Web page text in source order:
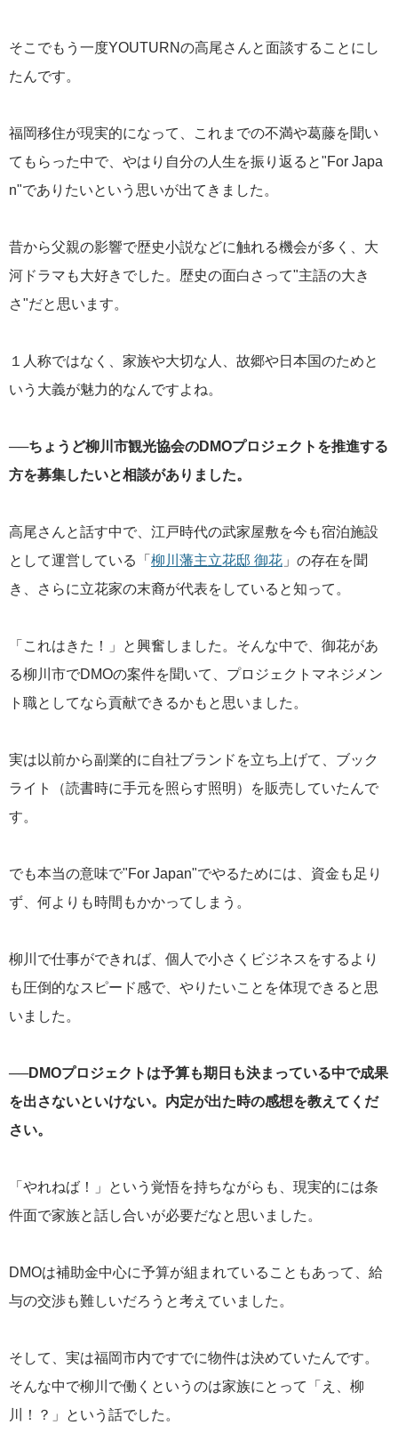
そこでもう一度YOUTURNの高尾さんと面談することにし
たんです。
福岡移住が現実的になって、これまでの不満や葛藤を聞い
てもらった中で、やはり自分の人生を振り返ると"For Japa
n"でありたいという思いが出てきました。
昔から父親の影響で歴史小説などに触れる機会が多く、大
河ドラマも大好きでした。歴史の面白さって"主語の大き
さ"だと思います。
１人称ではなく、家族や大切な人、故郷や日本国のためと
いう大義が魅力的なんですよね。
──ちょうど柳川市観光協会のDMOプロジェクトを推進する
方を募集したいと相談がありました。
高尾さんと話す中で、江戸時代の武家屋敷を今も宿泊施設
として運営している「 柳川藩主立花邸 御花 」の存在を聞
き、さらに立花家の末裔が代表をしていると知って。
「これはきた！」と興奮しました。そんな中で、御花があ
る柳川市でDMOの案件を聞いて、プロジェクトマネジメン
ト職としてなら貢献できるかもと思いました。
実は以前から副業的に自社ブランドを立ち上げて、ブック
ライト（読書時に手元を照らす照明）を販売していたんで
す。
でも本当の意味で"For Japan"でやるためには、資金も足り
ず、何よりも時間もかかってしまう。
柳川で仕事ができれば、個人で小さくビジネスをするより
も圧倒的なスピード感で、やりたいことを体現できると思
いました。
──DMOプロジェクトは予算も期日も決まっている中で成果
を出さないといけない。内定が出た時の感想を教えてくだ
さい。
「やれねば！」という覚悟を持ちながらも、現実的には条
件面で家族と話し合いが必要だなと思いました。
DMOは補助金中心に予算が組まれていることもあって、給
与の交渉も難しいだろうと考えていました。
そして、実は福岡市内ですでに物件は決めていたんです。
そんな中で柳川で働くというのは家族にとって「え、柳
川！？」という話でした。